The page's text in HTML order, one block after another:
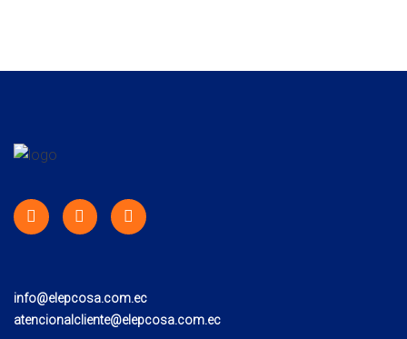
info@elepcosa.com.ec
atencionalcliente@elepcosa.com.ec